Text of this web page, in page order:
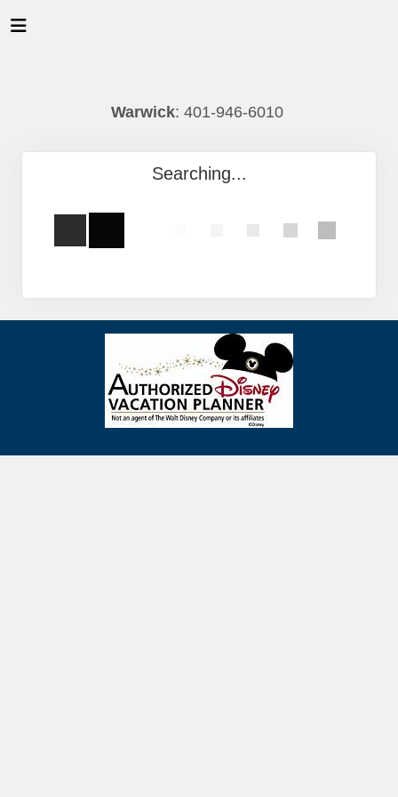
Warwick: 401-946-6010
Searching...